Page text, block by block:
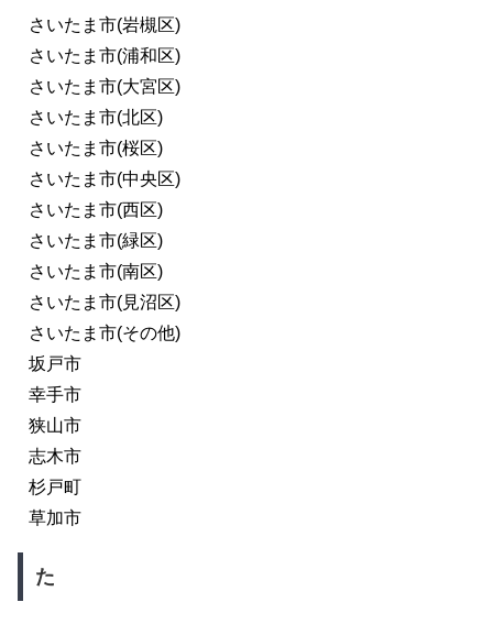
さいたま市(岩槻区)
さいたま市(浦和区)
さいたま市(大宮区)
さいたま市(北区)
さいたま市(桜区)
さいたま市(中央区)
さいたま市(西区)
さいたま市(緑区)
さいたま市(南区)
さいたま市(見沼区)
さいたま市(その他)
坂戸市
幸手市
狭山市
志木市
杉戸町
草加市
た